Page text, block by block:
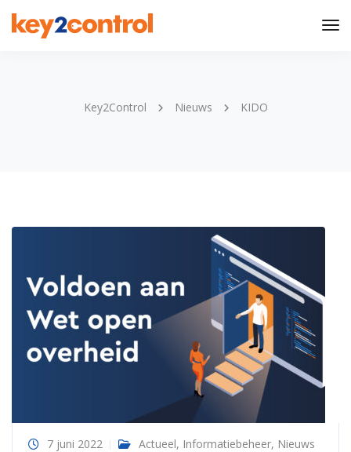
Key2Control Nieuws KIDO
7 juni 2022 Actueel, Informatiebeheer, Nieuws